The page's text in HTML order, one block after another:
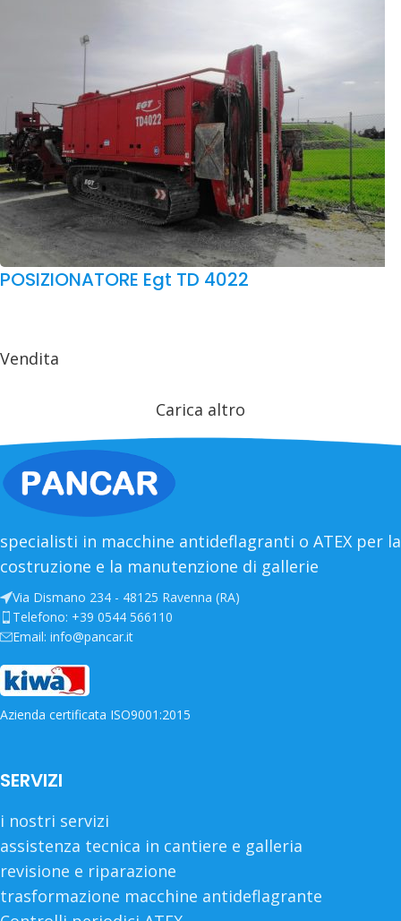
POSIZIONATORE Egt TD 4022
Vendita
Carica altro
specialisti in macchine antideflagranti o ATEX per la
costruzione e la manutenzione di gallerie
Via Dismano 234 - 48125 Ravenna (RA)
Telefono: +39 0544 566110
Email: info@pancar.it
Azienda certificata ISO9001:2015
SERVIZI
i nostri servizi
assistenza tecnica in cantiere e galleria
revisione e riparazione
trasformazione macchine antideflagrante